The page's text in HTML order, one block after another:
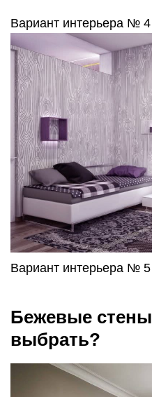
Вариант интерьера № 4
Вариант интерьера № 5
Бежевые
выбрать?